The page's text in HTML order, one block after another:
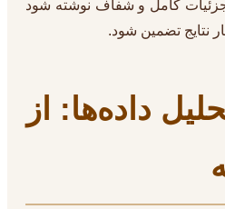
کامل و شفاف نوشته شود
نتایج تضمین شود.
داده‌ها: از